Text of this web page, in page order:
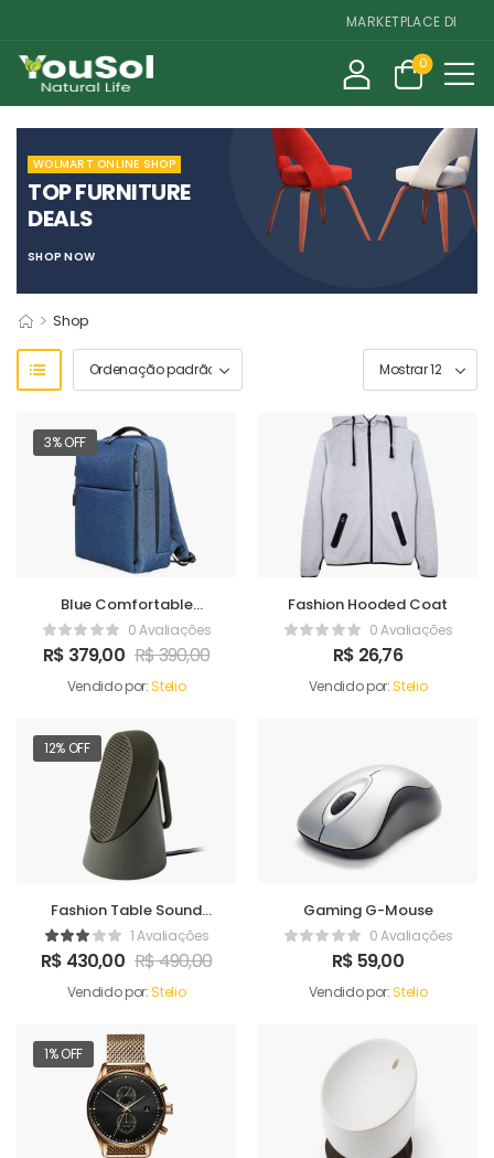
MARKETPLACE DE
0
WOLMART ONLINE SHOP
TOP FURNITURE
DEALS
SHOP NOW
> Shop
3% OFF
Blue Comfortable
Satchel0 Avaliações
R$ 379,00 R$390,00
Vendido por:Stelio
Fashion Hooded Coat
0 Avaliações
R$ 26,76
Vendido por:Stelio
12% OFF
Fashion Table Sound
Maker1 Avaliações
R$ 430,00 R$490,00
Vendido por:Stelio
Gaming G-Mouse
0 Avaliações
R$ 59,00
Vendido por:Stelio
1% OFF